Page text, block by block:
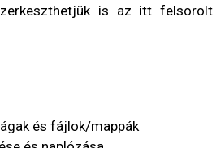
is az itt felsorolt
és fájlok/mappák